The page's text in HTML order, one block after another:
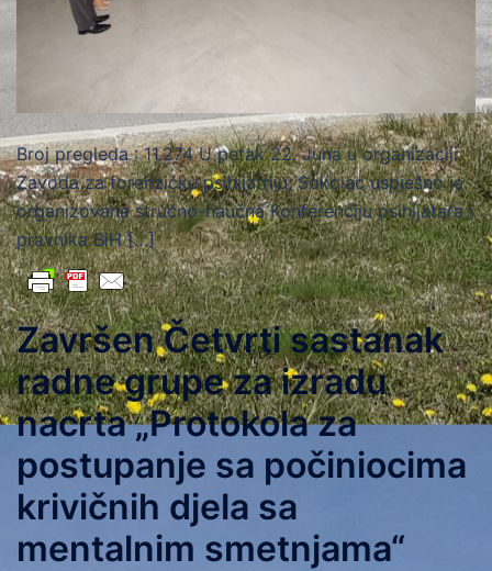
Broj pregleda : 11.274 U petak 22. Juna u organizaciji
Zavoda za forenzičku psihijatriju, Sokolac uspješno je
organizovana stručno-naučna Konferenciju psihijatara i
pravnika BiH […]
Završen Četvrti sastanak
radne grupe za izradu
nacrta „Protokola za
postupanje sa počiniocima
krivičnih djela sa
mentalnim smetnjama“